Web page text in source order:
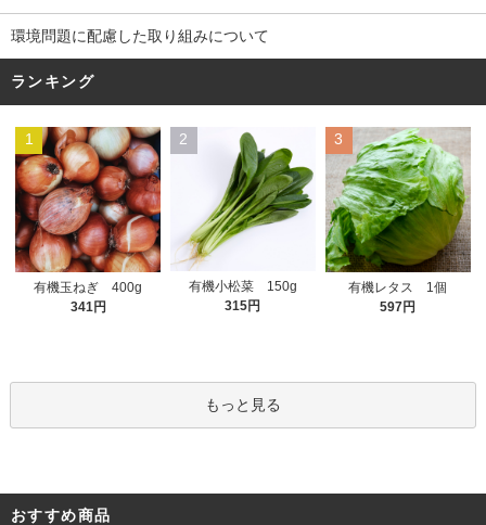
環境問題に配慮した取り組みについて
ランキング
1
有機玉ねぎ 400g
341円
2
有機小松菜 150g
315円
3
有機レタス 1個
597円
もっと見る
おすすめ商品